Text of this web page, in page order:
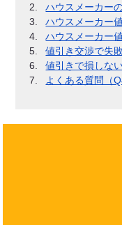
ハウスメーカー
ハウスメーカー
ハウスメーカー
値引き交渉で失
値引きで損しな
よくある質問（